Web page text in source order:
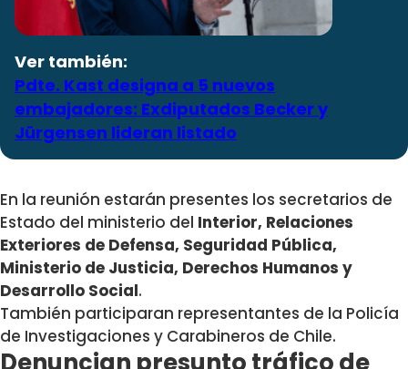
Ver también:
Pdte. Kast designa a 5 nuevos
embajadores: Exdiputados Becker y
Jürgensen lideran listado
En la reunión estarán presentes los secretarios de
Estado del ministerio del Interior, Relaciones
Exteriores de Defensa, Seguridad Pública,
Ministerio de Justicia, Derechos Humanos y
Desarrollo Social.
También participaran representantes de la Policía
de Investigaciones y Carabineros de Chile.
Denuncian presunto tráfico de